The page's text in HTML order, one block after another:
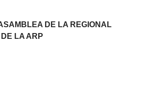
DE LA REGIONAL
LA ARP